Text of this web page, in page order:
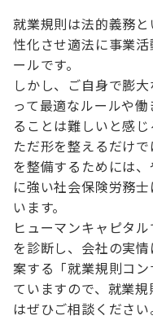
就業規則は法的義務
性化させ適法に事業
ールです。
しかし、ご自身で膨
って最適なルールや
ることは難しいと感じ
ただ形を整えるだけ
を整備するためには
に強い社会保険労務
います。
ヒューマンキャピタ
を診断し、会社の実
案する「就業規則コ
ていますので、就業
はぜひご相談ください